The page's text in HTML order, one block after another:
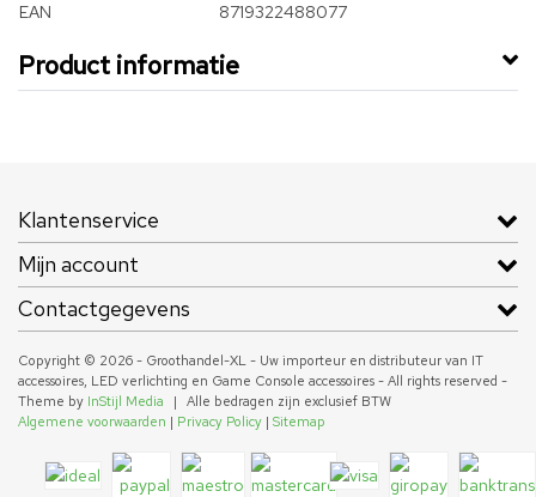
EAN
8719322488077
Product informatie
Klantenservice
Mijn account
Contactgegevens
Copyright © 2026 - Groothandel-XL - Uw importeur en distributeur van IT
accessoires, LED verlichting en Game Console accessoires - All rights reserved -
Theme by InStijl Media |
Alle bedragen zijn exclusief BTW
Algemene voorwaarden | Privacy Policy | Sitemap